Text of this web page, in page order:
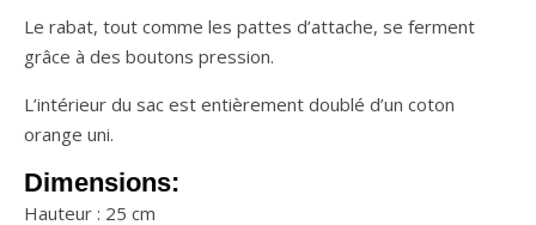
Le rabat, tout comme les pattes d’attache, se ferment
grâce à des boutons pression.
L’intérieur du sac est entièrement doublé d’un coton
orange uni.
Dimensions:
Hauteur : 25 cm